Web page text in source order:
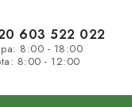
603 522 022
8:00 - 18:00
8:00 - 12:00